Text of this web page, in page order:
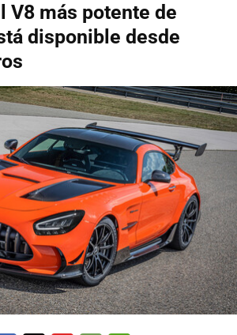
V8 más potente de
disponible desde